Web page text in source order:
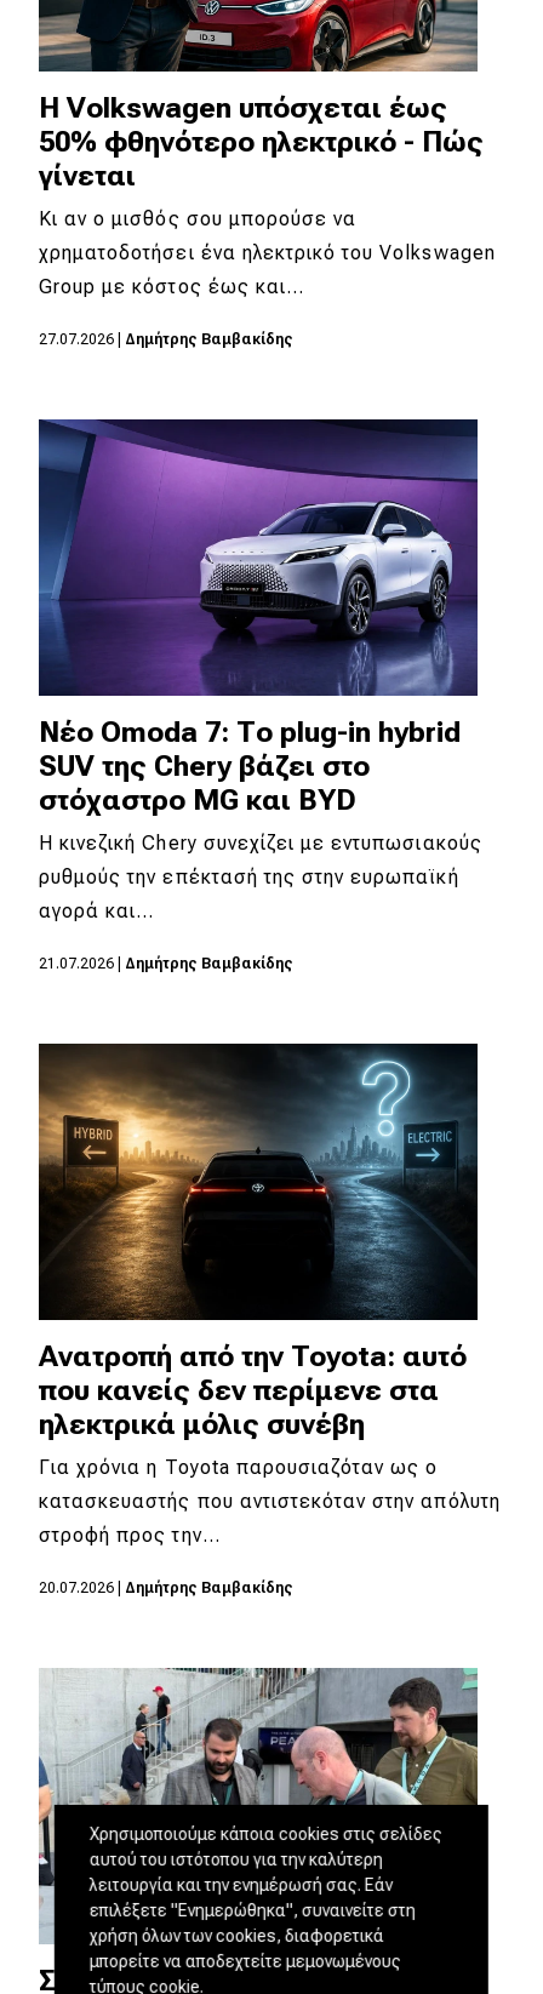
Η Volkswagen υπόσχεται έως
50% φθηνότερο ηλεκτρικό - Πώς
γίνεται
Κι αν ο μισθός σου μπορούσε να
χρηματοδοτήσει ένα ηλεκτρικό του Volkswagen
Group με κόστος έως και…
27.07.2026 Δημήτρης Βαμβακίδης
Νέο Omoda 7: Το plug-in hybrid
SUV της Chery βάζει στο
στόχαστρο MG και BYD
Η κινεζική Chery συνεχίζει με εντυπωσιακούς
ρυθμούς την επέκτασή της στην ευρωπαϊκή
αγορά και…
21.07.2026 Δημήτρης Βαμβακίδης
Aνατροπή από την Toyota: αυτό
που κανείς δεν περίμενε στα
ηλεκτρικά μόλις συνέβη
Για χρόνια η Toyota παρουσιαζόταν ως ο
κατασκευαστής που αντιστεκόταν στην απόλυτη
στροφή προς την…
20.07.2026 Δημήτρης Βαμβακίδης
Συνέντευξη – Dr Johannes Neft:
Χρησιμοποιούμε κάποια cookies στις σελίδες
αυτού του ιστότοπου για την καλύτερη
λειτουργία και την ενημέρωσή σας. Εάν
επιλέξετε "Ενημερώθηκα", συναινείτε στη
χρήση όλων των cookies, διαφορετικά
μπορείτε να αποδεχτείτε μεμονωμένους
τύπους cookie.